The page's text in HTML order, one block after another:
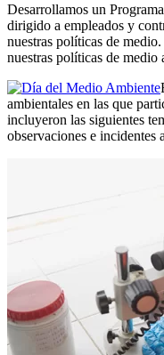
Desarrollamos un
dirigido a empleados y
nuestras políticas de
nuestras políticas de medio
ambientales en las que
incluyeron las siguientes
observaciones e incidentes